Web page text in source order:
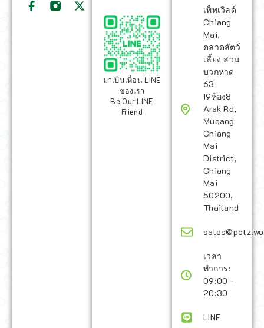
มาเป็นเพื่อน LINE
ของเรา
Be Our LINE
Friend
เพ็ทเวิลด์
Chiang
Mai,
ตลาดสัตว์
เลี้ยง สวน
บวกหาด
63
19ห้อง8
Arak Rd,
Mueang
Chiang
Mai
District,
Chiang
Mai
50200,
Thailand
เวลา
ทำการ:
09:00 -
20:30
LINE